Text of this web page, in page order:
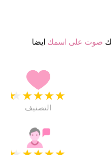
صوت على اسمك ايضا
★
★
★
★
★
التصنيف